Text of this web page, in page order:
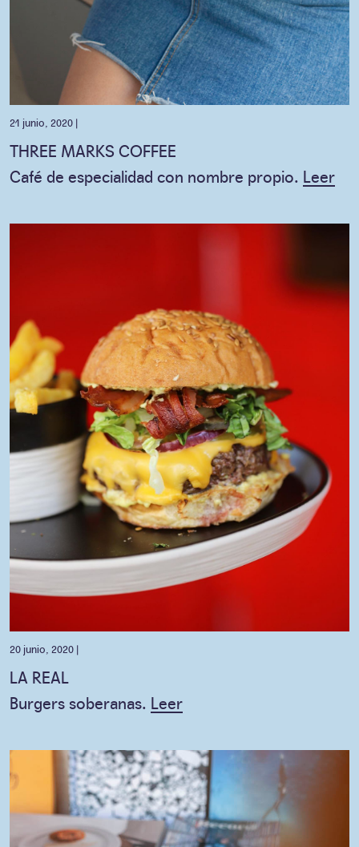
21 junio, 2020 |
THREE MARKS COFFEE
Café de especialidad con nombre propio. Leer
20 junio, 2020 |
LA REAL
Burgers soberanas. Leer